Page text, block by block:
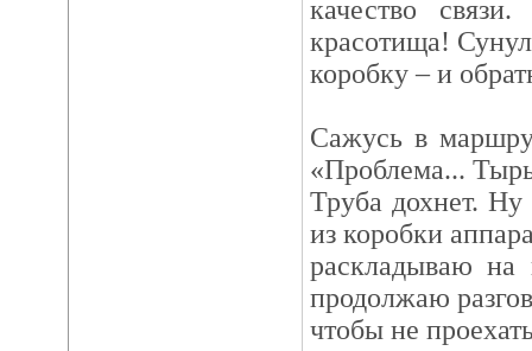
качество
красотища! Сунул
коробку – и
Сажусь в
«Проблема...
Труба дохнет. Ну
из коробки
раскладываю на
продолжаю
чтобы не